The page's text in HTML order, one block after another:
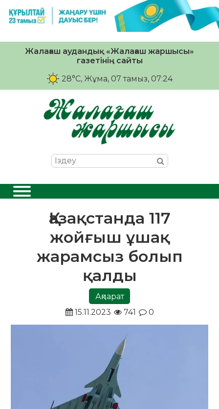
Жалағаш аудандық «Жалағаш жаршысы»
газетінің сайты
28°C, Жұма, 07 тамыз, 07:24
Қазақстанда 117
жойғыш ұшақ
жарамсыз болып
қалды
Ақпарат
15.11.2023
741 0